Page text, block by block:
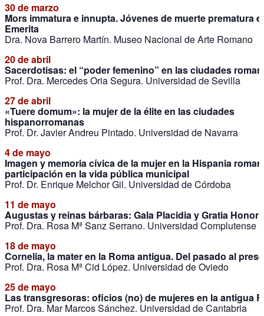
30 de marzo
Mors immatura e innupta. Jóvenes de muerte prematura
Emerita
Dra. Nova Barrero Martín. Museo Nacional de Arte Romano
20 de abril
Sacerdotisas: el “poder femenino” en las ciudades
Prof. Dra. Mercedes Oria Segura. Universidad de Sevilla
27 de abril
«Tuere domum»: la mujer de la élite en las ciudades
hispanorromanas
Prof. Dr. Javier Andreu Pintado. Universidad de Navarra
4 de mayo
Imagen y memoria cívica de la mujer en la Hispania
participación en la vida pública municipal
Prof. Dr. Enrique Melchor Gil. Universidad de Córdoba
11 de mayo
Augustas y reinas bárbaras: Gala Placidia y Gratia
Prof. Dra. Rosa Mª Sanz Serrano. Universidad Complutense
18 de mayo
Cornelia, la mater en la Roma antigua. Del pasado al
Prof. Dra. Rosa Mª Cid López. Universidad de Oviedo
25 de mayo
Las transgresoras: oficios (no) de mujeres en la antigua
Prof. Dra. Mar Marcos Sánchez. Universidad de Cantabria